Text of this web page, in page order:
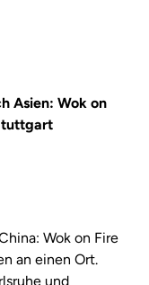
Asien: Wok on
Wok on Fire
an einen Ort.
und